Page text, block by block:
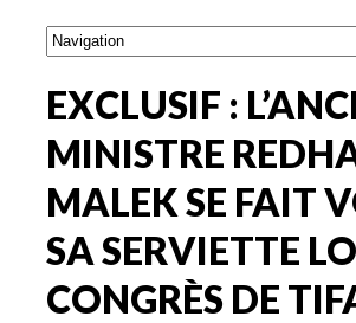
EXCLUSIF :
MINISTRE
MALEK SE FAIT
SA SERVIETTE
CONGRÈS DE